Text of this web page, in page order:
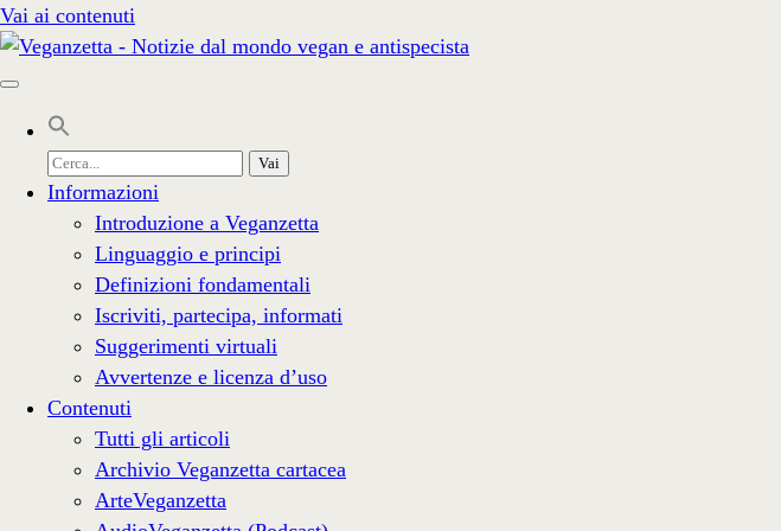
Vai ai contenuti
Cerca
per:
Informazioni
Introduzione a Veganzetta
Linguaggio e principi
Definizioni fondamentali
Iscriviti, partecipa, informati
Suggerimenti virtuali
Avvertenze e licenza d’uso
Contenuti
Tutti gli articoli
Archivio Veganzetta cartacea
ArteVeganzetta